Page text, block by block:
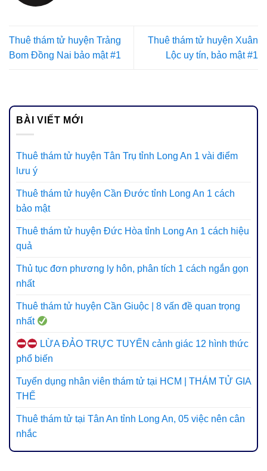
Thuê thám tử huyện Trảng
Bom Đồng Nai bảo mật #1
Thuê thám tử huyện Xuân
Lộc uy tín, bảo mật #1
BÀI VIẾT MỚI
Thuê thám tử huyện Tân Trụ tỉnh Long An 1 vài điểm
lưu ý
Thuê thám tử huyện Cần Đước tỉnh Long An 1 cách
bảo mật
Thuê thám tử huyện Đức Hòa tỉnh Long An 1 cách hiệu
quả
Thủ tục đơn phương ly hôn, phân tích 1 cách ngắn gọn
nhất
Thuê thám tử huyện Cần Giuộc | 8 vấn đề quan trọng
nhất
LỪA ĐẢO TRỰC TUYẾN cảnh giác 12 hình thức
phổ biến
Tuyển dụng nhân viên thám tử tại HCM | THÁM TỬ GIA
THẾ
Thuê thám tử tại Tân An tỉnh Long An, 05 việc nên cân
nhắc